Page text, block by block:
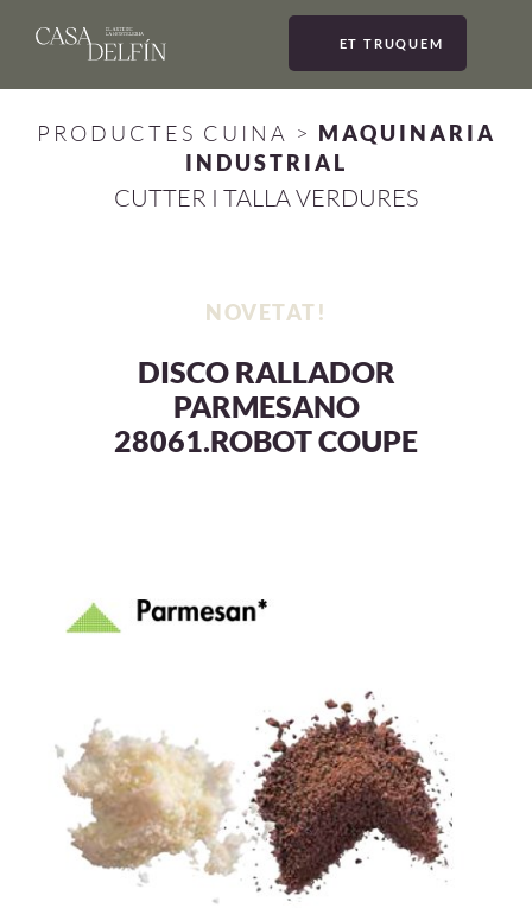
ET TRUQUEM
PRODUCTES CUINA > MAQUINARIA
INDUSTRIAL
CUTTER I TALLA VERDURES
NOVETAT!
DISCO RALLADOR
PARMESANO
28061.ROBOT COUPE